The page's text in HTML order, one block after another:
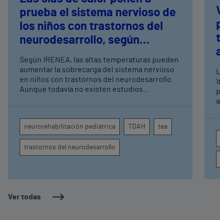
Ver todas
prueba el sistema nervioso de
los niños con trastornos del
neurodesarrollo, según
neurorrehabilitación
pediátrica de Vithas
Según IRENEA, las altas temperaturas pueden
aumentar la sobrecarga del sistema nervioso
en niños con trastornos del neurodesarrollo
Aunque todavía no existen estudios
atención, la regulación emocional y la
conducta
neurorehabilitación pediátrica TDAH tea
trastornos del neurodesarrollo